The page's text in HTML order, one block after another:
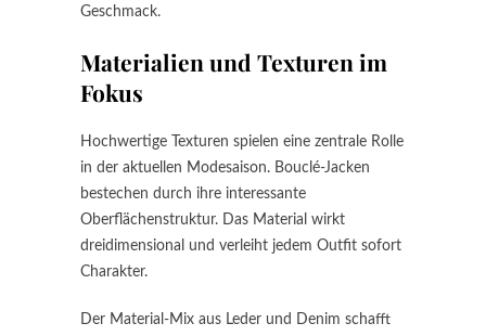
Geschmack.
Materialien und Texturen im
Fokus
Hochwertige Texturen spielen eine zentrale Rolle
in der aktuellen Modesaison. Bouclé-Jacken
bestechen durch ihre interessante
Oberflächenstruktur. Das Material wirkt
dreidimensional und verleiht jedem Outfit sofort
Charakter.
Der Material-Mix aus Leder und Denim schafft